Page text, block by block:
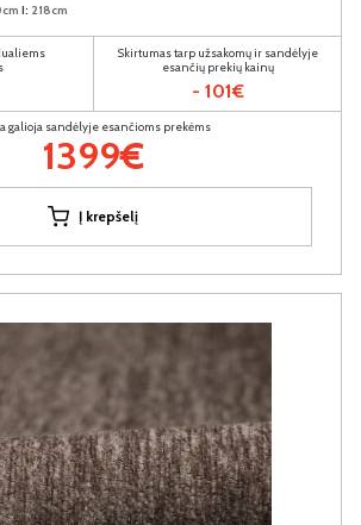
I: 218cm
Skirtumas tarp užsakomų ir sandėlyje
esančių prekių kainų
- 101€
galioja sandėlyje esančioms prekėms
1399€
Į krepšelį